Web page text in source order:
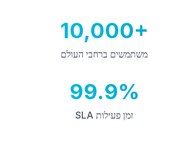
10,000+
משתמשים ברחבי העולם
99.9%
SLA זמן פעילות